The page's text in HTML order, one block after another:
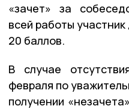
«зачет» за
всей работы
20 баллов.
В случае
февраля по
получении